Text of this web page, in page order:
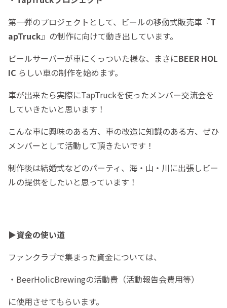
第一弾のプロジェクトとして、ビールの移動式販売車『T
apTruck』の制作に向けて動き出しています。
ビールサーバーが車にくっついた様な、まさにBEER HOL
IC らしい車の制作を始めます。
車が出来たら実際にTapTruckを使ったメンバー交流会を
していきたいと思います！
こんな車に興味のある方、車の改造に知識のある方、ぜひ
メンバーとして活動して頂きたいです！
制作後は結婚式などのパーティ、海・山・川に出張しビー
ルの提供をしたいと思っています！
▶︎資金の使い道
ファンクラブで集まった資金については、
・BeerHolicBrewingの活動費（活動報告会費用等）
に使用させてもらいます。